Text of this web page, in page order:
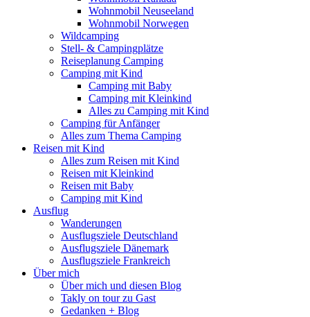
Wohnmobil Neuseeland
Wohnmobil Norwegen
Wildcamping
Stell- & Campingplätze
Reiseplanung Camping
Camping mit Kind
Camping mit Baby
Camping mit Kleinkind
Alles zu Camping mit Kind
Camping für Anfänger
Alles zum Thema Camping
Reisen mit Kind
Alles zum Reisen mit Kind
Reisen mit Kleinkind
Reisen mit Baby
Camping mit Kind
Ausflug
Wanderungen
Ausflugsziele Deutschland
Ausflugsziele Dänemark
Ausflugsziele Frankreich
Über mich
Über mich und diesen Blog
Takly on tour zu Gast
Gedanken + Blog